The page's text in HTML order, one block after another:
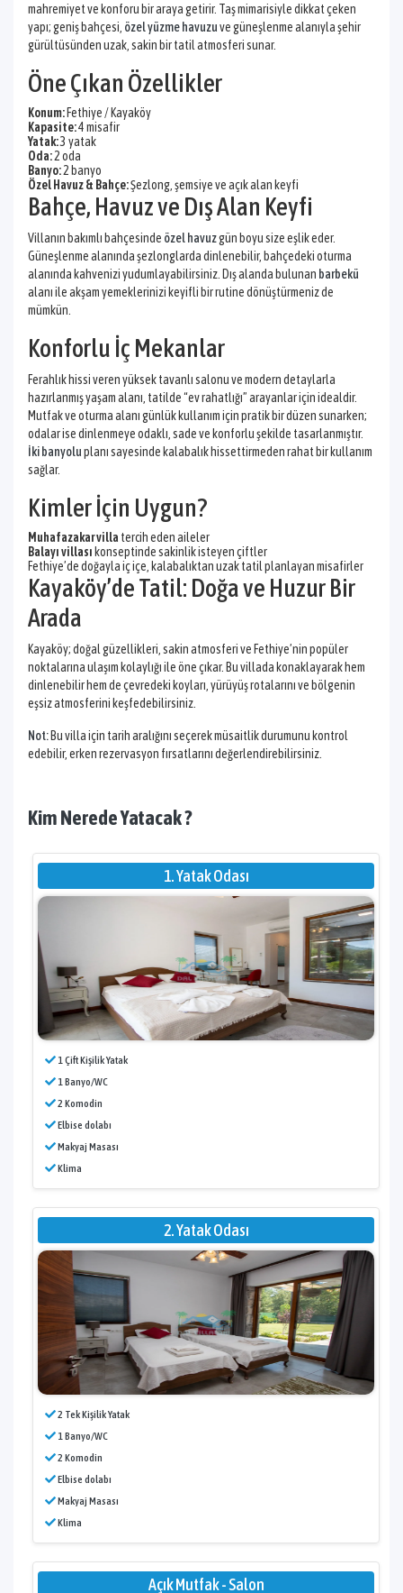
mahremiyet ve konforu bir araya getirir. Taş mimarisiyle dikkat çeken
yapı; geniş bahçesi, özel yüzme havuzuve güneşlenme alanıyla şehir
gürültüsünden uzak, sakin bir tatil atmosferi sunar.
Öne Çıkan Özellikler
Konum: Fethiye / Kayaköy
Kapasite:4 misafir
Yatak:3 yatak
Oda:2 oda
Banyo:2 banyo
Özel Havuz & Bahçe:Şezlong, şemsiye ve açık alan keyfi
Bahçe, Havuz ve Dış Alan Keyfi
Villanın bakımlı bahçesinde özel havuzgün boyu size eşlik eder.
Güneşlenme alanında şezlonglarda dinlenebilir, bahçedeki oturma
alanında kahvenizi yudumlayabilirsiniz. Dış alanda bulunan barbekü
alanı ile akşam yemeklerinizi keyifli bir rutine dönüştürmeniz de
mümkün.
Konforlu İç Mekanlar
Ferahlık hissi veren yüksek tavanlı salonu ve modern detaylarla
hazırlanmış yaşam alanı, tatilde “ev rahatlığı” arayanlar için idealdir.
Mutfak ve oturma alanı günlük kullanım için pratik bir düzen sunarken;
odalar ise dinlenmeye odaklı, sade ve konforlu şekilde tasarlanmıştır.
İki banyoluplanı sayesinde kalabalık hissettirmeden rahat bir kullanım
sağlar.
Kimler İçin Uygun?
Muhafazakar villa tercih eden aileler
Balayı villası konseptinde sakinlik isteyen çiftler
Fethiye’de doğayla iç içe, kalabalıktan uzak tatil planlayan misafirler
Kayaköy’de Tatil: Doğa ve Huzur Bir
Arada
Kayaköy; doğal güzellikleri, sakin atmosferi ve Fethiye’nin popüler
noktalarına ulaşım kolaylığı ile öne çıkar. Bu villada konaklayarak hem
dinlenebilir hem de çevredeki koyları, yürüyüş rotalarını ve bölgenin
eşsiz atmosferini keşfedebilirsiniz.
Not: Bu villa için tarih aralığını seçerek müsaitlik durumunu kontrol
edebilir, erken rezervasyon fırsatlarını değerlendirebilirsiniz.
Kim Nerede Yatacak ?
1. Yatak Odası
1 Çift Kişilik Yatak
1 Banyo/WC
2 Komodin
Elbise dolabı
Makyaj Masası
Klima
2. Yatak Odası
2 Tek Kişilik Yatak
1 Banyo/WC
2 Komodin
Elbise dolabı
Makyaj Masası
Klima
Açık Mutfak - Salon